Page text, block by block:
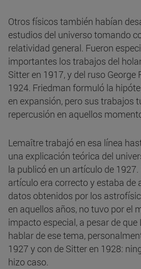
Otros físicos también habían
estudios del universo tomando
relatividad general. Fueron
importantes los trabajos del
Sitter en 1917, y del ruso George
1924. Friedman formuló la
en expansión, pero sus trabajos
repercusión en aquellos
Lemaître trabajó en esa línea
una explicación teórica del
la publicó en un artículo de 1927.
artículo era correcto y estaba de
datos obtenidos por los
en aquellos años, no tuvo por el
impacto especial, a pesar de que
hablar de ese tema,
1927 y con de Sitter en 1928:
hizo caso.